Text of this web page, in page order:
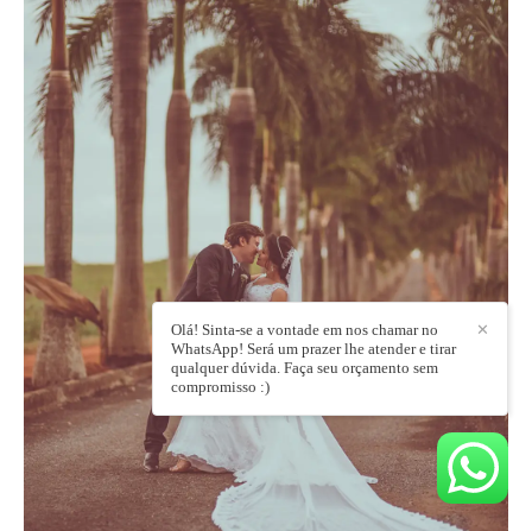
✕
Olá! Sinta-se a vontade em nos chamar no
WhatsApp! Será um prazer lhe atender e tirar
qualquer dúvida. Faça seu orçamento sem
compromisso :)